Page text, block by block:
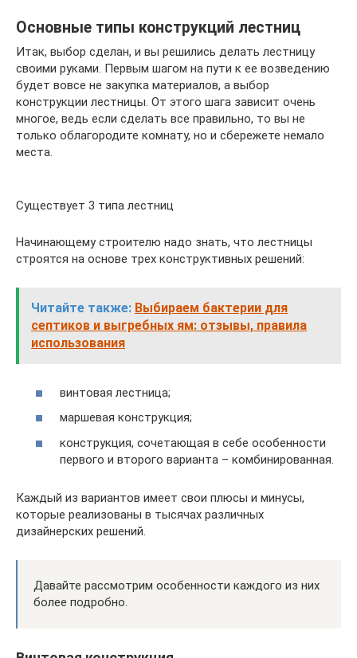
Основные типы конструкций лестниц
Итак, выбор сделан, и вы решились делать лестницу
своими руками. Первым шагом на пути к ее возведению
будет вовсе не закупка материалов, а выбор
конструкции лестницы. От этого шага зависит очень
многое, ведь если сделать все правильно, то вы не
только облагородите комнату, но и сбережете немало
места.
Существует 3 типа лестниц
Начинающему строителю надо знать, что лестницы
строятся на основе трех конструктивных решений:
Читайте также: Выбираем бактерии для
септиков и выгребных ям: отзывы, правила
использования
винтовая лестница;
маршевая конструкция;
конструкция, сочетающая в себе особенности
первого и второго варианта – комбинированная.
Каждый из вариантов имеет свои плюсы и минусы,
которые реализованы в тысячах различных
дизайнерских решений.
Давайте рассмотрим особенности каждого из них
более подробно.